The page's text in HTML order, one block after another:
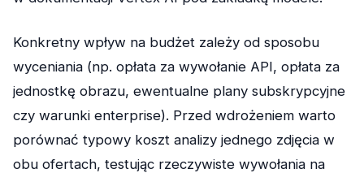
Konkretny wpływ na budżet zależy od sposobu
wyceniania (np. opłata za wywołanie API, opłata za
jednostkę obrazu, ewentualne plany subskrypcyjne
czy warunki enterprise). Przed wdrożeniem warto
porównać typowy koszt analizy jednego zdjęcia w
obu ofertach, testując rzeczywiste wywołania na